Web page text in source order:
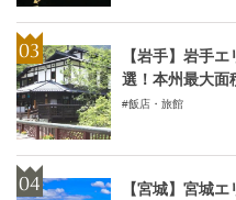
【岩手】岩手
選！本州最大面
飯店・旅館
【宮城】宮城